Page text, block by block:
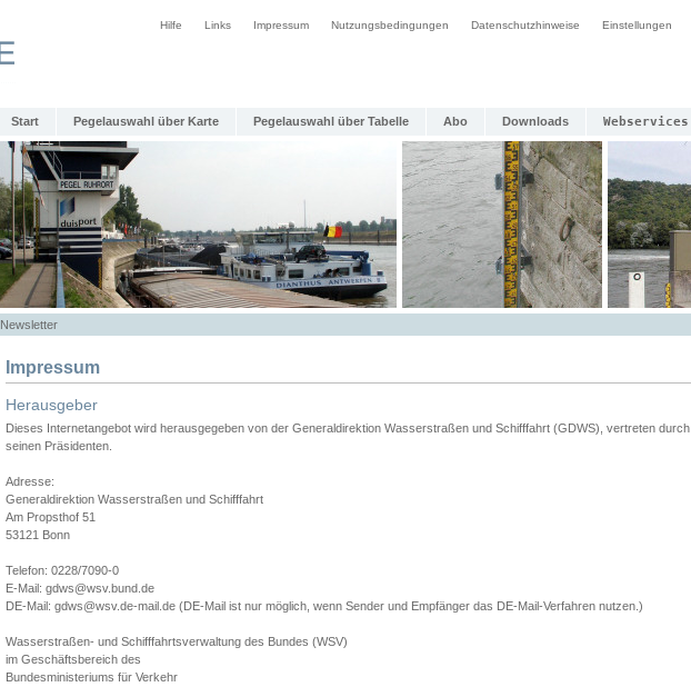
Hilfe Links Impressum Nutzungsbedingungen Datenschutzhinweise Einstellungen
Start Pegelauswahl über Karte Pegelauswahl über Tabelle Abo Downloads Webservices
Newsletter
Impressum
Herausgeber
Dieses Internetangebot wird herausgegeben von der Generaldirektion Wasserstraßen und Schifffahrt (GDWS), vertreten durch
seinen Präsidenten.
Adresse:
Generaldirektion Wasserstraßen und Schifffahrt
Am Propsthof 51
53121 Bonn
Telefon: 0228/7090-0
E-Mail: gdws@wsv.bund.de
DE-Mail: gdws@wsv.de-mail.de (DE-Mail ist nur möglich, wenn Sender und Empfänger das DE-Mail-Verfahren nutzen.)
Wasserstraßen- und Schifffahrtsverwaltung des Bundes (WSV)
im Geschäftsbereich des
Bundesministeriums für Verkehr